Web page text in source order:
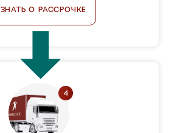
О РАССРОЧКЕ